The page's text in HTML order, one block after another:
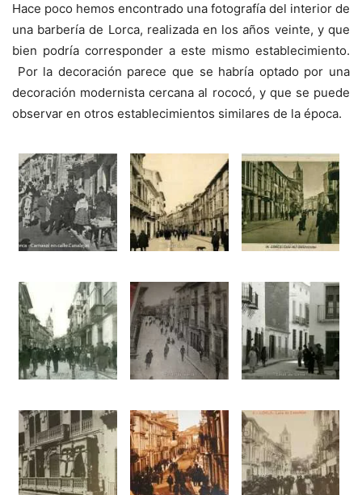
Hace poco hemos encontrado una fotografía del interior de
una barbería de Lorca, realizada en los años veinte, y que
bien podría corresponder a este mismo establecimiento.
Por la decoración parece que se habría optado por una
decoración modernista cercana al rococó, y que se puede
observar en otros establecimientos similares de la época.